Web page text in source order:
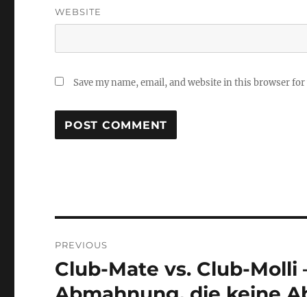
WEBSITE
Save my name, email, and website in this browser
navigation
PREVIOUS
Previous
post:
Club-Mate vs. Club-Molli